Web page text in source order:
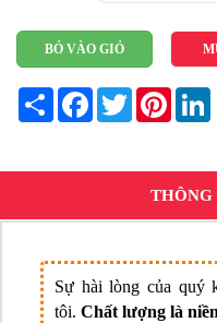
BỎ VÀO GIỎ
Share FacebookTwitterPinterest
THÔNG
Sự hài lòng của quý
tôi. Chất lượng là